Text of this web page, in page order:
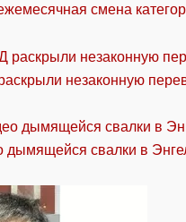
смена
незаконную
дымящейся свалки в